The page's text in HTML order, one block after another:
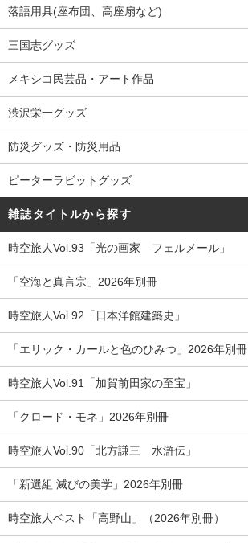
落語用具(座布団、高座扇など)
三国志グッズ
メキシコ民芸品・アート作品
渋沢栄一グッズ
防災グッズ・防災用品
ピーターラビットグッズ
雑誌タイトルから探す
時空旅人Vol.93「光の画家 フェルメール」
「空海と真言宗」2026年別冊
時空旅人Vol.92「日本洋館建築史」
「エリック・カールと色のひみつ」2026年別冊
時空旅人Vol.91「加賀前田家の至宝」
「クロード・モネ」2026年別冊
時空旅人Vol.90「北方謙三 水滸伝」
「新選組 滅びの美学」2026年別冊
時空旅人ベスト「高野山」（2026年別冊）